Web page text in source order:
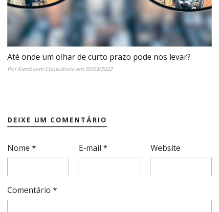
Até onde um olhar de curto prazo pode nos levar?
Por Kienbaum Consultoria em 02/03/2022
DEIXE UM COMENTÁRIO
Nome * E-mail* Website
Comentário *